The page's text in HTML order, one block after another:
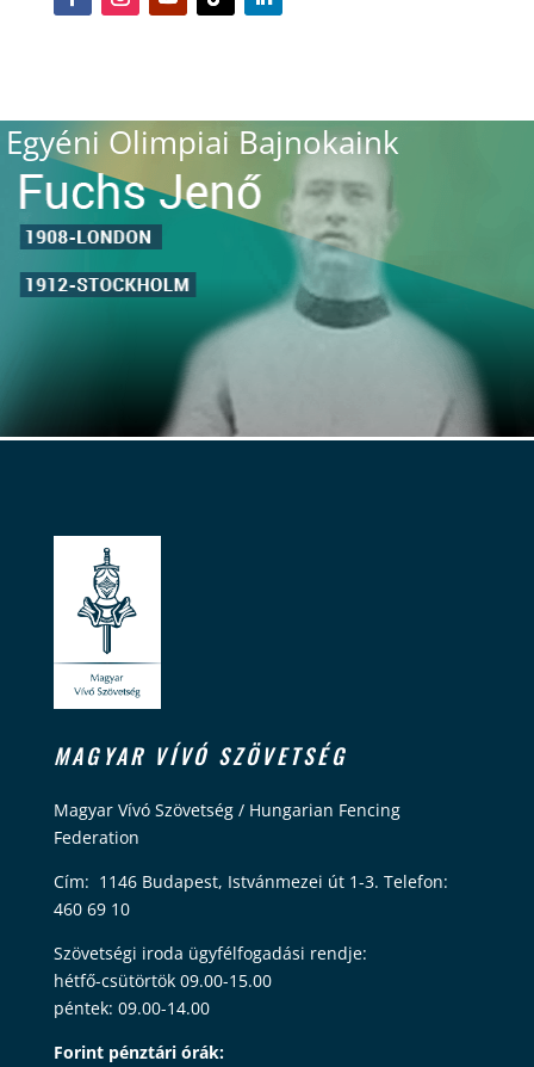
Egyéni Olimpiai Bajnokaink
MAGYAR VÍVÓ SZÖVETSÉG
Magyar Vívó Szövetség / Hungarian Fencing
Federation
Cím: 1146 Budapest, Istvánmezei út 1-3. Telefon:
460 69 10
Szövetségi iroda ügyfélfogadási rendje:
hétfő-csütörtök 09.00-15.00
péntek: 09.00-14.00
Forint pénztári órák: